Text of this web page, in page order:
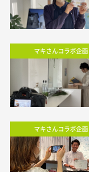
プ
カスタマー
マキさんコラボ企画
マキさんコラボ企画